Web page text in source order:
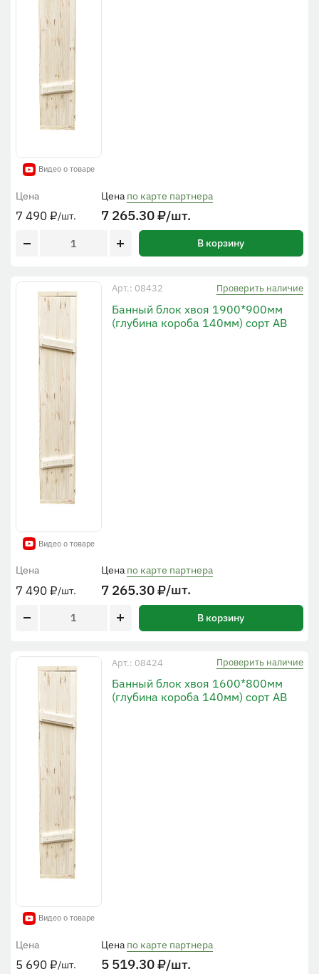
Видео о товаре
Цена
7 490₽/шт.
Цена по карте партнера
7 265.30₽/шт.
В корзину
Видео о товаре
Арт.: 08432 Проверить наличие
Банный блок хвоя 1900*900мм
(глубина короба 140мм) сорт АВ
Цена
7 490₽/шт.
Цена по карте партнера
7 265.30₽/шт.
В корзину
Видео о товаре
Арт.: 08424 Проверить наличие
Банный блок хвоя 1600*800мм
(глубина короба 140мм) сорт АВ
Цена
5 690₽/шт.
Цена по карте партнера
5 519.30₽/шт.